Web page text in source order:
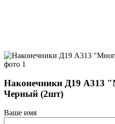
Наконечники Д19 А313
Черный (2шт)
Ваше имя